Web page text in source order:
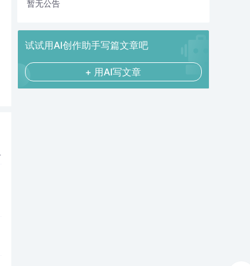
暂无公告
试试用AI创作助手写篇文章吧
+ 用AI写文章